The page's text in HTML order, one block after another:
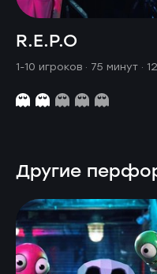
R.E.P.O
1-10 игроков · 75 минут ·
Другие